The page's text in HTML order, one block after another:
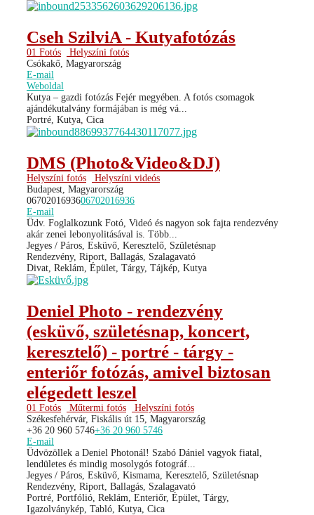
Cseh SzilviA - Kutyafotózás
01 Fotós
Helyszíni fotós
Csókakő, Magyarország
E-mail
Weboldal
Kutya – gazdi fotózás Fejér megyében. A fotós csomagok
ajándékutalvány formájában is még vá...
Portré, Kutya, Cica
DMS (Photo&Video&DJ)
Helyszíni fotós
Helyszíni videós
Budapest, Magyarország
0670201693606702016936
E-mail
Üdv. Foglalkozunk Fotó, Videó és nagyon sok fajta rendezvény
akár zenei lebonyolitásával is. Több...
Jegyes / Páros, Esküvő, Keresztelő, Születésnap
Rendezvény, Riport, Ballagás, Szalagavató
Divat, Reklám, Épület, Tárgy, Tájkép, Kutya
Deniel Photo - rendezvény
(esküvő, születésnap, koncert,
keresztelő) - portré - tárgy -
enteriőr fotózás, amivel biztosan
elégedett leszel
01 Fotós Műtermi fotós
Helyszíni fotós
Székesfehérvár, Fiskális út 15, Magyarország
+36 20 960 5746+36 20 960 5746
E-mail
Üdvözöllek a Deniel Photonál! Szabó Dániel vagyok fiatal,
lendületes és mindig mosolygós fotográf...
Jegyes / Páros, Esküvő, Kismama, Keresztelő, Születésnap
Rendezvény, Riport, Ballagás, Szalagavató
Portré, Portfólió, Reklám, Enteriőr, Épület, Tárgy,
Igazolványkép, Tabló, Kutya, Cica